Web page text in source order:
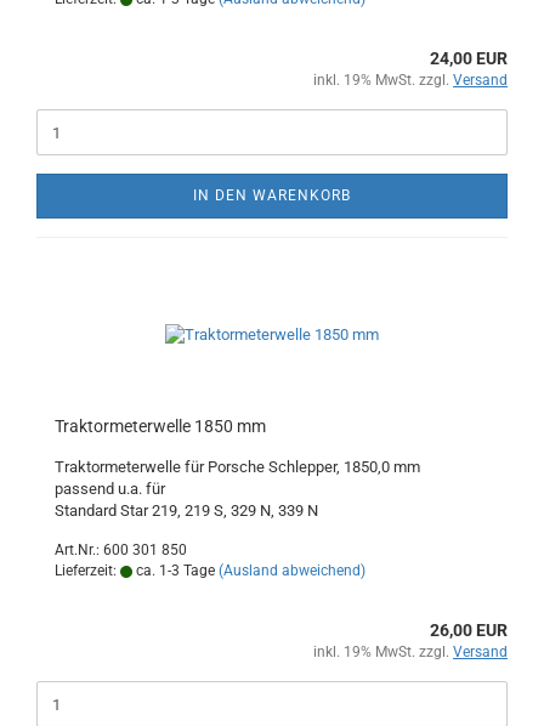
24,00 EUR
inkl. 19% MwSt. zzgl. Versand
IN DEN WARENKORB
Traktormeterwelle 1850 mm
Traktormeterwelle für Porsche Schlepper, 1850,0 mm
passend u.a. für
Standard Star 219, 219 S, 329 N, 339 N
Art.Nr.: 600 301 850
Lieferzeit:
ca. 1-3 Tage (Ausland abweichend)
26,00 EUR
inkl. 19% MwSt. zzgl. Versand